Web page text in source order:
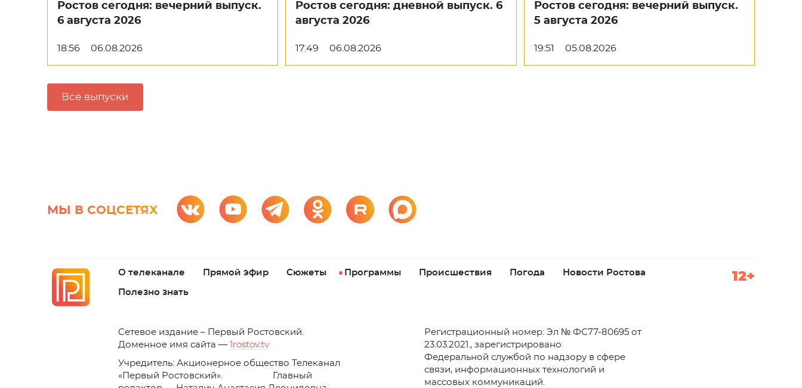
Ростов сегодня: вечерний выпуск.
6 августа 2026
18:56 06.08.2026
Ростов сегодня: дневной выпуск. 6
августа 2026
17:49 06.08.2026
Ростов сегодня: вечерний выпуск.
5 августа 2026
19:51 05.08.2026
Все выпуски
МЫ В СОЦСЕТЯХ
О телеканале Прямой эфир Сюжеты Программы Происшествия Погода Новости Ростова
Полезно знать
12+
Cетевое издание – Первый Ростовский.
Доменное имя сайта —
1rostov.tv
Учредитель: Акционерное общество Телеканал
«Первый Ростовский». Главный
Регистрационный номер: Эл № ФС77-80695 от
23.03.2021., зарегистрировано
Федеральной службой по надзору в сфере
связи, информационных технологий и
массовых коммуникаций.